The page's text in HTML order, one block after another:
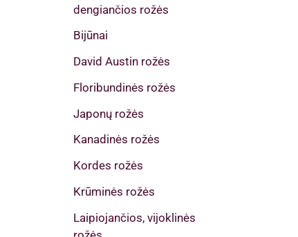
dengiančios rožės
Bijūnai
David Austin rožės
Floribundinės rožės
Japonų rožės
Kanadinės rožės
Kordes rožės
Krūminės rožės
Laipiojančios, vijoklinės